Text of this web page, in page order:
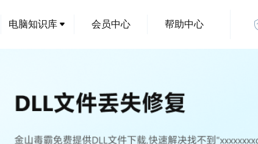
电脑知识库 会员中心 帮助中心